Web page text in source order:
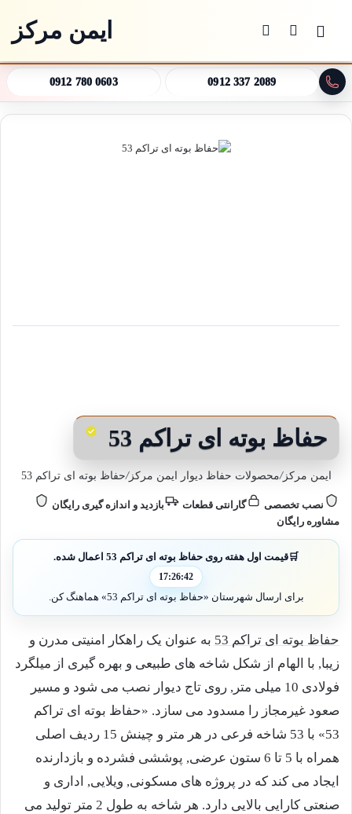
جستجو برای ایمن مرکز
0912 780 0603 0912 337 2089
حفاظ بوته ای تراکم 53
ایمن مرکز/محصولات حفاظ دیوار ایمن مرکز/حفاظ بوته ای تراکم 53
نصب تخصصی گارانتی قطعات
بازدید و اندازه گیری رایگان
مشاوره رایگان
17:26:40
🛒قیمت اول هفته روی حفاظ بوته ای تراکم 53 اعمال شده.
برای ارسال شهرستان «حفاظ بوته ای تراکم 53» هماهنگ کن.
حفاظ بوته ای تراکم 53
به عنوان یک راهکار امنیتی مدرن و
زیبا, با الهام از شکل شاخه های طبیعی و بهره گیری از میلگرد
فولادی 10 میلی متر, روی تاج دیوار نصب می شود و مسیر
صعود غیرمجاز را مسدود می سازد. «حفاظ بوته ای تراکم
53» با 53 شاخه فرعی در هر متر و چینش 15 ردیف اصلی
همراه با 5 تا 6 ستون عرضی, پوششی فشرده و بازدارنده
ایجاد می کند که در پروژه های مسکونی, ویلایی, اداری و
صنعتی کارایی بالایی دارد. هر شاخه به طول 2 متر تولید می